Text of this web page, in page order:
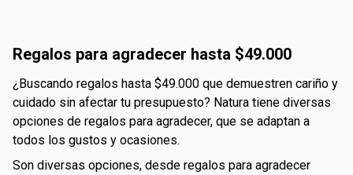
regalos para agradecer hasta $49.000
¿buscando regalos hasta $49.000 que demuestren cariño y
cuidado sin afectar tu presupuesto? Natura tiene diversas
opciones de regalos para agradecer, que se adaptan a
todos los gustos y ocasiones.
son diversas opciones, desde regalos para agradecer